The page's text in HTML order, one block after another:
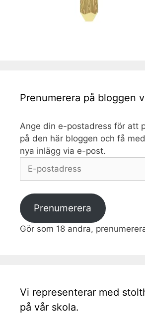
Prenumerera på bloggen
Ange din e-postadress för att
på den här bloggen och få
nya inlägg via e-post.
postadress
Prenumerera
Gör som 18 andra,
Vi representerar med
på vår skola.